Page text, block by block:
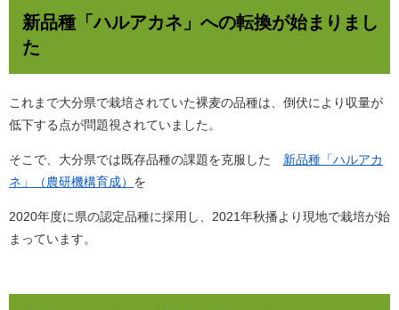
新品種「ハルアカネ」への転換が始まりまし
た
これまで大分県で栽培されていた裸麦の品種は、倒伏により収量が
低下する点が問題視されていました。
そこで、大分県では既存品種の課題を克服した 新品種「ハルアカ
ネ」（農研機構育成） を
2020年度に県の認定品種に採用し、2021年秋播より現地で栽培が始
まっています。